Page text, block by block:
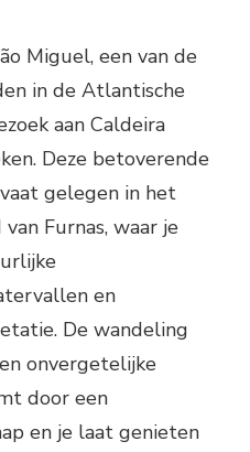
Miguel, een van de
in de Atlantische
aan Caldeira
Deze betoverende
gelegen in het
Furnas, waar je
en
De wandeling
onvergetelijke
door een
en je laat genieten